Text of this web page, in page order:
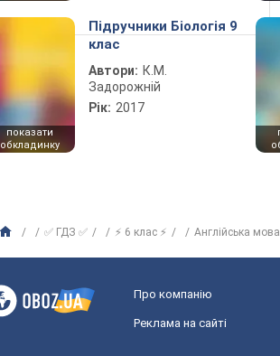
показати
обкладинку
Підручники Біологія 9
клас
Автори: К.М.
Задорожній
Рік: 2017
✅ ГДЗ ✅ ⚡ 6 клас ⚡ Англійська
Про компанію
Реклама на сайті